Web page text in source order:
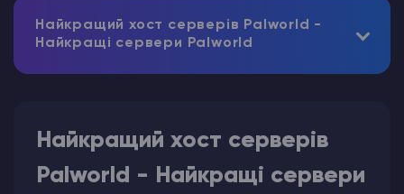
Найкращий хост серверів Palworld -
Найкращі сервери Palworld
Найкращий хост серверів
Palworld - Найкращі сервери